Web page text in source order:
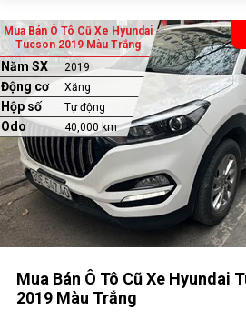
Mua Bán Ô Tô Cũ Xe Hyundai
Tucson 2019 Màu Trắng
Năm SX 2019
Động cơ Xăng
Hộp số Tự động
Odo 40,000 km
Mua Bán Ô Tô Cũ Xe Hyundai Tucson
2019 Màu Trắng